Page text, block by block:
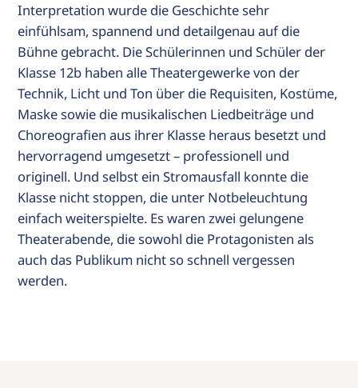
Interpretation wurde die Geschichte sehr
einfühlsam, spannend und detailgenau auf die
Bühne gebracht. Die Schülerinnen und Schüler der
Klasse 12b haben alle Theatergewerke von der
Technik, Licht und Ton über die Requisiten, Kostüme,
Maske sowie die musikalischen Liedbeiträge und
Choreografien aus ihrer Klasse heraus besetzt und
hervorragend umgesetzt – professionell und
originell. Und selbst ein Stromausfall konnte die
Klasse nicht stoppen, die unter Notbeleuchtung
einfach weiterspielte. Es waren zwei gelungene
Theaterabende, die sowohl die Protagonisten als
auch das Publikum nicht so schnell vergessen
werden.